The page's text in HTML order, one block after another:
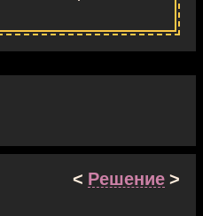
< Решение >